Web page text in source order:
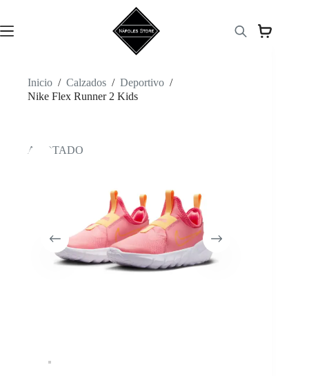
contenido
Inicio / Calzados / Deportivo /
Nike Flex Runner 2 Kids
AGOTADO